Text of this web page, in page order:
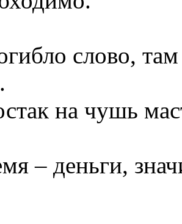
слово,
на чушь
– деньги,